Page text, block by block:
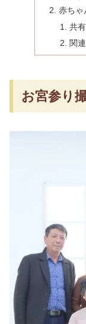
赤ちゃ
共
関連
お宮参り